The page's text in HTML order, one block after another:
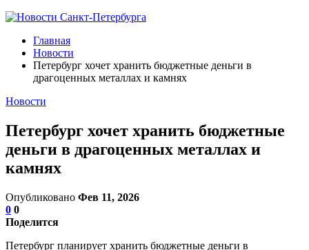
Главная
Новости
Петербург хочет хранить бюджетные деньги в
драгоценных металлах и камнях
Новости
Петербург хочет хранить бюджетные
деньги в драгоценных металлах и
камнях
Опубликовано Фев 11, 2026
0 0
Поделится
Петербург планирует хранить бюджетные деньги в